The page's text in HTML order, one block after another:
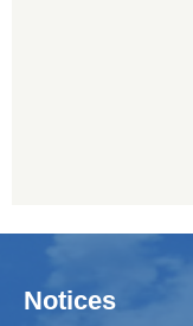
Notices